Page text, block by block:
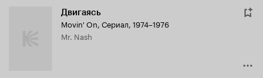
Двигаясь
Movin' On, Сериал, 1974–1976
Mr. Nash